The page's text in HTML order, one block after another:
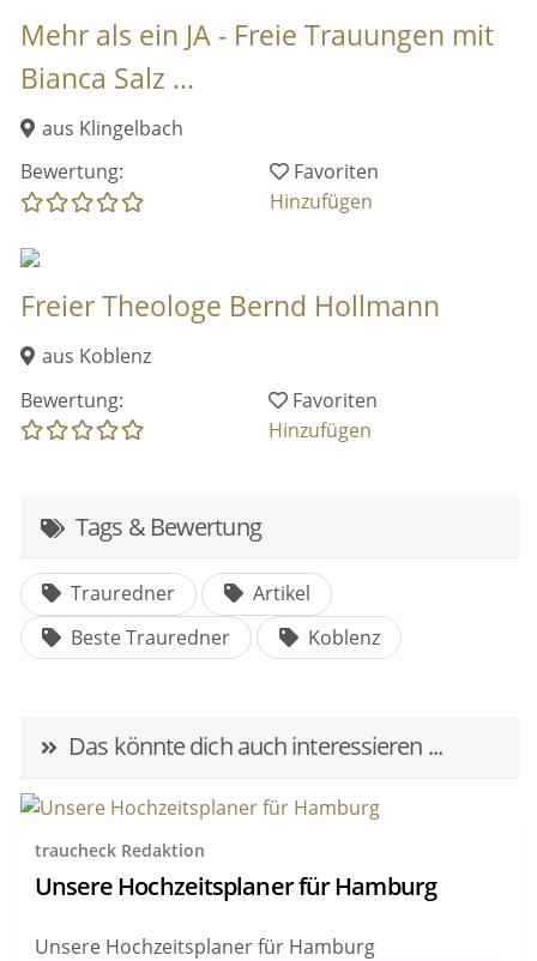
Mehr als ein JA - Freie Trauungen mit
Bianca Salz ...
aus Klingelbach
Bewertung:
Favoriten
Hinzufügen
Freier Theologe Bernd Hollmann
aus Koblenz
Bewertung:
Favoriten
Hinzufügen
Tags & Bewertung
Trauredner
Artikel
Beste Trauredner
Koblenz
Das könnte dich auch interessieren ...
traucheck Redaktion
Unsere Hochzeitsplaner für Hamburg
Unsere Hochzeitsplaner für Hamburg